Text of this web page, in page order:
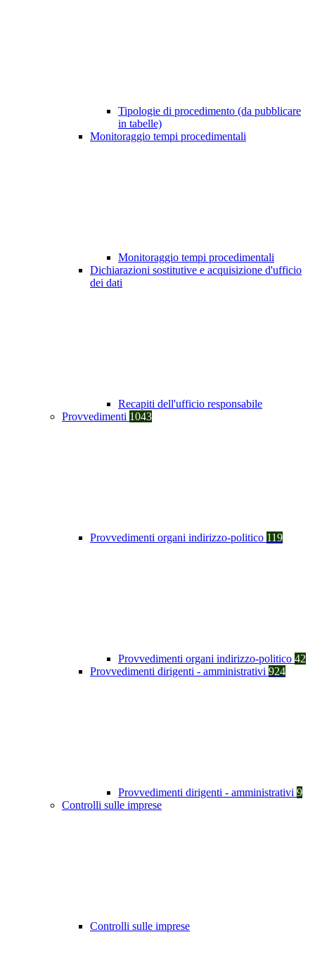
Tipologie di procedimento (da pubblicare
in tabelle)
Monitoraggio tempi procedimentali
Monitoraggio tempi procedimentali
Dichiarazioni sostitutive e acquisizione d'ufficio
dei dati
Recapiti dell'ufficio responsabile
Provvedimenti 1043
Provvedimenti organi indirizzo-politico 119
Provvedimenti organi indirizzo-politico 42
Provvedimenti dirigenti - amministrativi 924
Provvedimenti dirigenti - amministrativi 9
Controlli sulle imprese
Controlli sulle imprese